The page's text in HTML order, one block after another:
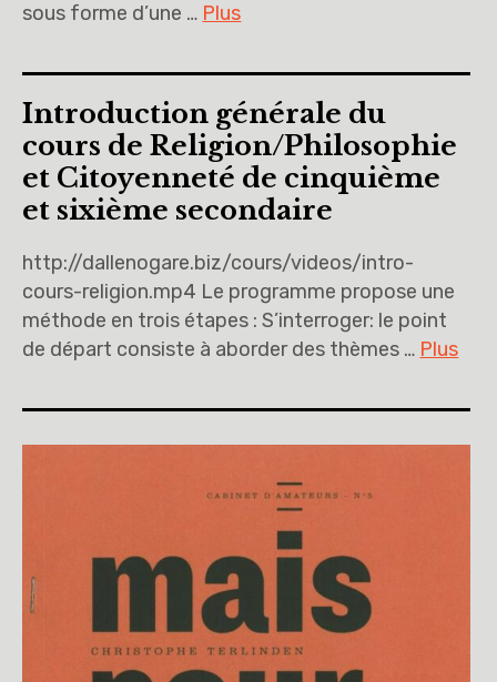
sous forme d’une … Plus
Introduction générale du
cours de Religion/Philosophie
et Citoyenneté de cinquième
et sixième secondaire
http://dallenogare.biz/cours/videos/intro-
cours-religion.mp4 Le programme propose une
méthode en trois étapes : S’interroger: le point
de départ consiste à aborder des thèmes … Plus